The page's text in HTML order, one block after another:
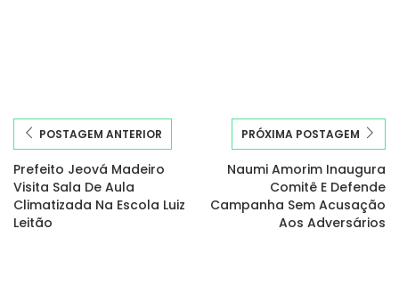
POSTAGEM ANTERIOR
Prefeito Jeová Madeiro
Visita Sala De Aula
Climatizada Na Escola Luiz
Leitão
PRÓXIMA POSTAGEM
Naumi Amorim Inaugura
Comitê E Defende
Campanha Sem Acusação
Aos Adversários